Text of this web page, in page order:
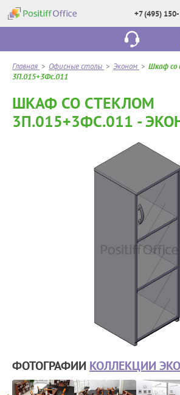
+7 (495)
Главная > Офисные столы > Эконом > Шкаф со
3П.015+3Фс.011
ШКАФ СО СТЕКЛОМ
3П.015+3ФС.011 -
ФОТОГРАФИИ КОЛЛЕКЦИИ